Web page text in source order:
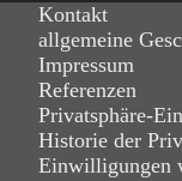
Kontakt
allgemeine
Impressum
Referenzen
Privatsphäre-
Historie der
Einwilligungen